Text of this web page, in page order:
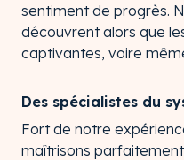
sentiment de progrès.
découvrent alors que
captivantes, voire
Des spécialistes du
Fort de notre
maîtrisons